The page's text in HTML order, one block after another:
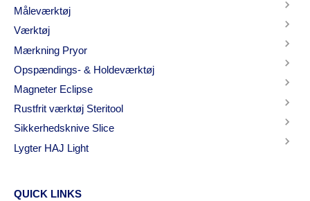
Måleværktøj
Værktøj
Mærkning Pryor
Opspændings- & Holdeværktøj
Magneter Eclipse
Rustfrit værktøj Steritool
Sikkerhedsknive Slice
Lygter HAJ Light
QUICK LINKS